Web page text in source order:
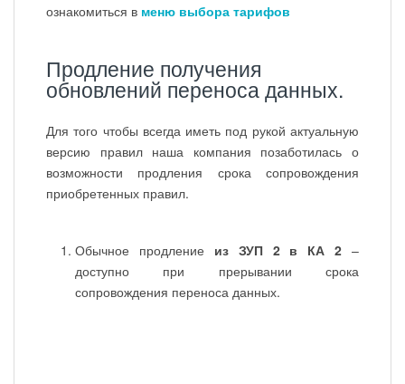
ознакомиться в меню выбора тарифов
Продление получения
обновлений переноса данных.
Для того чтобы всегда иметь под рукой актуальную
версию правил наша компания позаботилась о
возможности продления срока сопровождения
приобретенных правил.
Обычное продление из ЗУП 2 в КА 2 –
доступно при прерывании срока
сопровождения переноса данных.